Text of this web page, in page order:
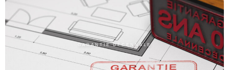
GARANTIE DÉCENNALE